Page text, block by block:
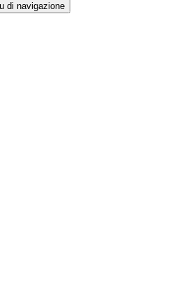
di navigazione